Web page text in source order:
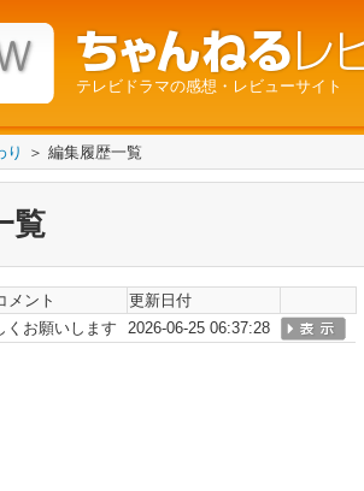
テレビドラマの感想・レビューサイト
り ＞ 編集履歴一覧
覧
メント
更新日付
くお願いします 2026-06-25 06:37:28